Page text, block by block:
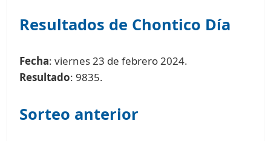
Resultados de Chontico Día
Fecha: viernes 23 de febrero 2024.
Resultado: 9835.
Sorteo anterior